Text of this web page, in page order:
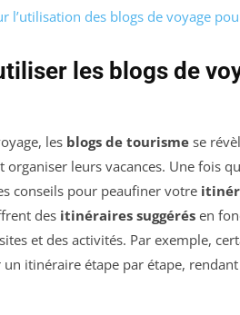
l’utilisation des blogs de voyage
les blogs de
les blogs de tourisme se
organiser leurs vacances. Une fois
conseils pour peaufiner votre
des itinéraires suggérés en
et des activités. Par exemple,
itinéraire étape par étape,